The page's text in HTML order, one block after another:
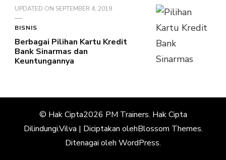
UPDATED ON SEPTEMBER 4, 2019
BISNIS
Berbagai Pilihan Kartu Kredit
Bank Sinarmas dan
Keuntungannya
© Hak Cipta2026 PM Trainers. Hak Cipta
Dilindungi.Vilva | Diciptakan olehBlossom Themes.
Ditenagai oleh WordPress.